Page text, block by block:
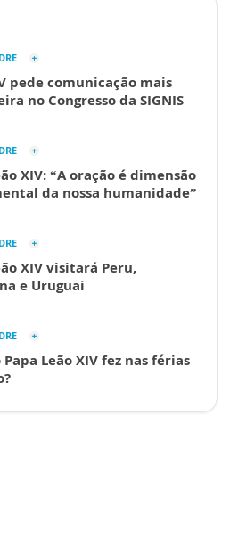
pede comunicação mais
no Congresso da SIGNIS
XIV: “A oração é dimensão
da nossa humanidade”
XIV visitará Peru,
e Uruguai
Papa Leão XIV fez nas férias